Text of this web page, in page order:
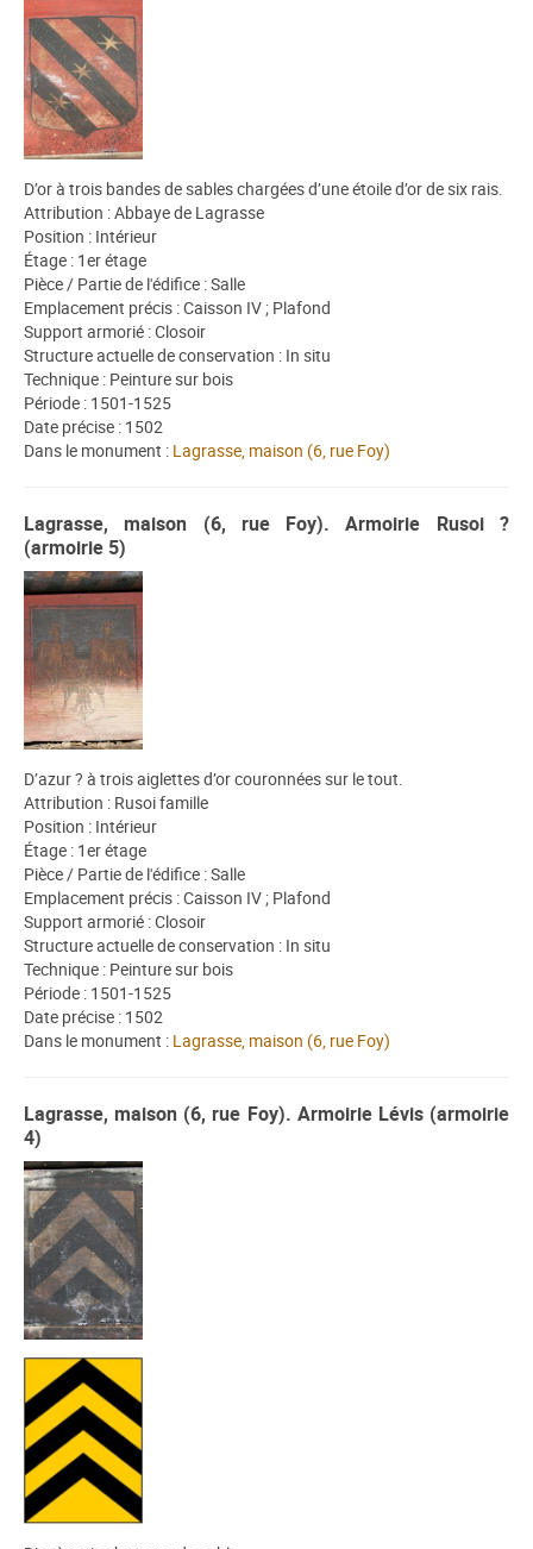
D’or à trois bandes de sables chargées d’une étoile d’or de six rais.
Attribution : Abbaye de Lagrasse
Position : Intérieur
Étage : 1er étage
Pièce / Partie de l'édifice : Salle
Emplacement précis : Caisson IV ; Plafond
Support armorié : Closoir
Structure actuelle de conservation : In situ
Technique : Peinture sur bois
Période : 1501-1525
Date précise : 1502
Dans le monument : Lagrasse, maison (6, rue Foy)
Lagrasse, maison (6, rue Foy). Armoirie Rusoi ?
(armoirie 5)
D’azur ? à trois aiglettes d’or couronnées sur le tout.
Attribution : Rusoi famille
Position : Intérieur
Étage : 1er étage
Pièce / Partie de l'édifice : Salle
Emplacement précis : Caisson IV ; Plafond
Support armorié : Closoir
Structure actuelle de conservation : In situ
Technique : Peinture sur bois
Période : 1501-1525
Date précise : 1502
Dans le monument : Lagrasse, maison (6, rue Foy)
Lagrasse, maison (6, rue Foy). Armoirie Lévis (armoirie
4)